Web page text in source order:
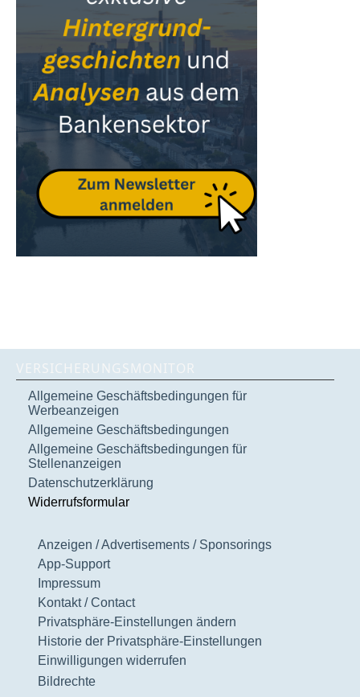
VERSICHERUNGSMONITOR
Allgemeine Geschäftsbedingungen für
Werbeanzeigen
Allgemeine Geschäftsbedingungen
Allgemeine Geschäftsbedingungen für
Stellenanzeigen
Datenschutzerklärung
Widerrufsformular
Anzeigen / Advertisements / Sponsorings
App-Support
Impressum
Kontakt / Contact
Privatsphäre-Einstellungen ändern
Historie der Privatsphäre-Einstellungen
Einwilligungen widerrufen
Bildrechte